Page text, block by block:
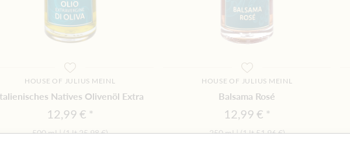
HOUSE OF JULIUS MEINL
Natives Olivenöl Extra
12,99 €
500 ml|(1 lt25,98 €)
HOUSE OF JULIUS MEINL
Balsama Rosé
12,99 €
250 ml|(1 lt51,96 €)